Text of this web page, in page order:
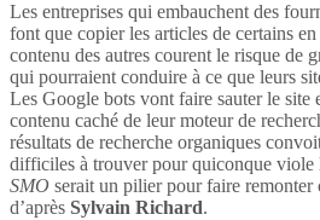
Les entreprises qui embauchent des
font que copier les articles de certains
contenu des autres courent le risque de
qui pourraient conduire à ce que leurs
Les Google bots vont faire sauter le site
contenu caché de leur moteur de
résultats de recherche organiques
difficiles à trouver pour quiconque
SMO serait un pilier pour faire remonter
d’après Sylvain Richard.